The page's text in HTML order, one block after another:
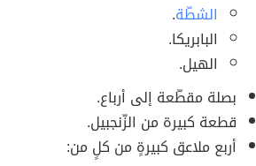
الشطّة.
البابريكا.
الهيل.
بصلة مقطّعة إلى أرباع.
قطعة كبيرة من الزّنجبيل.
أربع ملاعق كبيرةٍ من كلٍ من: